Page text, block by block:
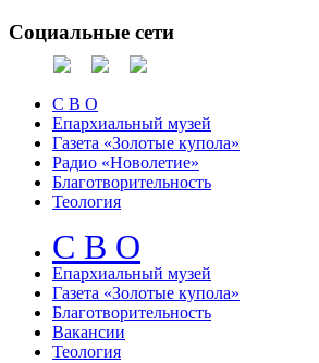
Социальные сети
С В О
Епархиальный музей
Газета «Золотые купола»
Радио «Новолетие»
Благотворительность
Теология
С В О
Епархиальный музeй
Газета «Золотые купола»
Благотворительность
Вакансии
Теология